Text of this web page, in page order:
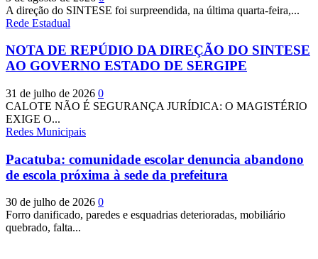
A direção do SINTESE foi surpreendida, na última quarta-feira,...
Rede Estadual
NOTA DE REPÚDIO DA DIREÇÃO DO SINTESE
AO GOVERNO ESTADO DE SERGIPE
31 de julho de 2026 0
CALOTE NÃO É SEGURANÇA JURÍDICA: O MAGISTÉRIO
EXIGE O...
Redes Municipais
Pacatuba: comunidade escolar denuncia abandono
de escola próxima à sede da prefeitura
30 de julho de 2026 0
Forro danificado, paredes e esquadrias deterioradas, mobiliário
quebrado, falta...